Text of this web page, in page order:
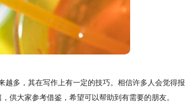
越多，其在写作上有一定的技巧。相信许多人会觉得报
供大家参考借鉴，希望可以帮助到有需要的朋友。